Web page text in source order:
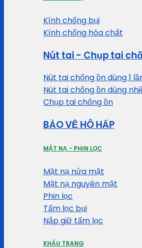
Kính chống bụi
Kính chống hóa chất
Nút tai - Chụp tai
Nút tai chống ồn dùng 1
Nút tai chống ồn dùng
Chụp tai chống ồn
BẢO VỆ HÔ HẤP
MẶT NẠ - PHIN LỌC
Mặt nạ nửa mặt
Mặt nạ nguyên mặt
Phin lọc
Tấm lọc bụi
Nắp giữ tấm lọc
KHẨU TRANG